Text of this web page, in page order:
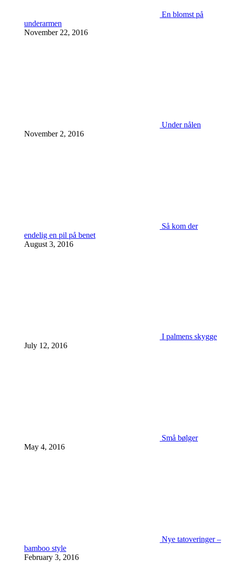
En blomst på
underarmen
November 22, 2016
Under nålen
November 2, 2016
Så kom der
endelig en pil på benet
August 3, 2016
I palmens skygge
July 12, 2016
Små bølger
May 4, 2016
Nye tatoveringer –
bamboo style
February 3, 2016